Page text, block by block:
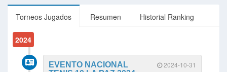
Torneos Jugados Resumen Historial Ranking
2024
2024-10-31
EVENTO NACIONAL